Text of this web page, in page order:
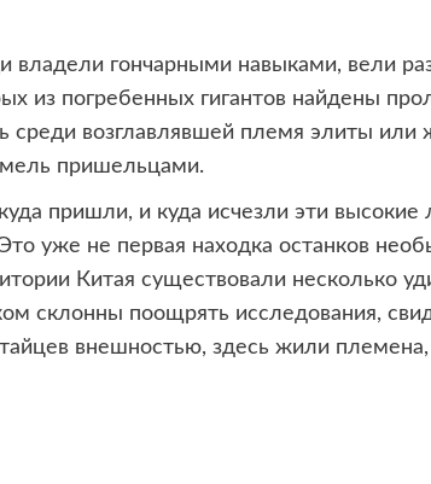
владели гончарными навыками, вели
из погребенных гигантов найдены
среди возглавлявшей племя элиты
пришельцами.
пришли, и куда исчезли эти
уже не первая находка останков
Китая существовали несколько
склонны поощрять исследования,
внешностью, здесь жили